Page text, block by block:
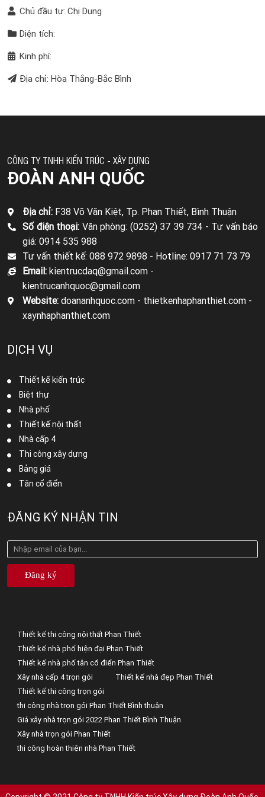
Chủ đầu tư: Chị Dung
Diện tích:
Kinh phí:
Địa chỉ: Hòa Thắng-Bắc Bình
CÔNG TY TNHH KIẾN TRÚC - XÂY DỰNG
ĐOÀN ANH QUỐC
Địa chỉ: F38 Võ Văn Kiệt, Tp. Phan Thiết, Bình Thuận
Số điện thoại: Văn phòng: (0252) 37 39 734 - Tư vấn báo
giá: 0914 535 988
Tư vấn thiết kế: 088 972 9898 - Hotline: 0917 71 73 79
Email: kientrucdaq@gmail.com -
kientrucanhquoc@gmail.com
Website: doananhquoc.com - thietkenhaphanthiet.com -
xaynhaphanthiet.com
DỊCH VỤ
Thiết kế kiến trúc
Biệt thự
Nhà phố
Thiết kế nội thất
Nhà cấp 4
Thi công xây dựng
Bảng giá
Tân cổ điển
ĐĂNG KÝ NHẬN TIN
Đăng ký
Thiết kế thi công nội thất Phan Thiết
Thiết kế nhà phố hiện đại Phan Thiết
Thiết kế nhà phố tân cổ điển Phan Thiết
Xây nhà cấp 4 trọn gói
Thiết kế nhà đẹp Phan Thiết
Thiết kế thi công trọn gói
thi công nhà trọn gói Phan Thiết Bình thuận
Giá xây nhà trọn gói 2022 Phan Thiết Bình Thuận
Xây nhà trọn gói Phan Thiết
thi công hoàn thiện nhà Phan Thiết